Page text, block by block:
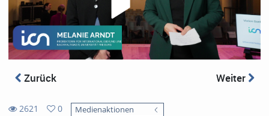
Zurück Weiter
2621
0
Medienaktionen